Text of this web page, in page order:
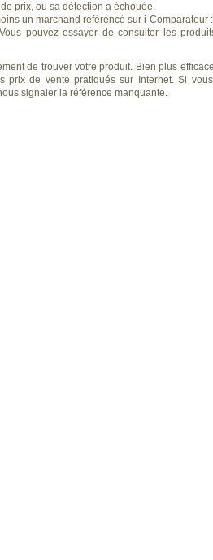
prix, ou sa détection a échouée.
un marchand référencé sur i-Comparateur
pouvez essayer de consulter les
de trouver votre produit. Bien plus
prix de vente pratiqués sur Internet. Si
signaler la référence manquante.